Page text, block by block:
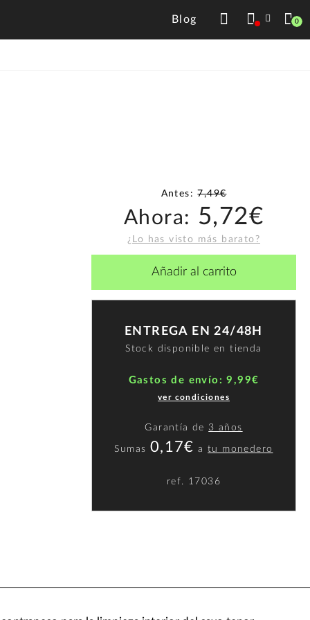
Blog 0
Antes:7,49€
Ahora: 5,72€
¿Lo has visto más barato?
Añadir al carrito
ENTREGA EN 24/48H
Stock disponible en tienda
Gastos de envío: 9,99€
ver condiciones
Garantía de 3 años
Sumas 0,17€ atu monedero
ref. 17036